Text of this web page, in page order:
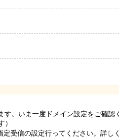
。いま一度ドメイン設定をご確認
）
受信の設定行ってください。詳し